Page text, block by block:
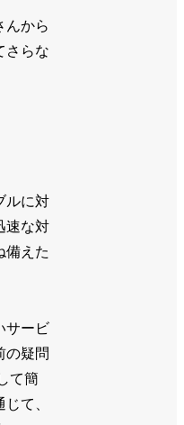
んから
さらな
ルに対
速な対
備えた
サービ
の疑問
て簡
て、